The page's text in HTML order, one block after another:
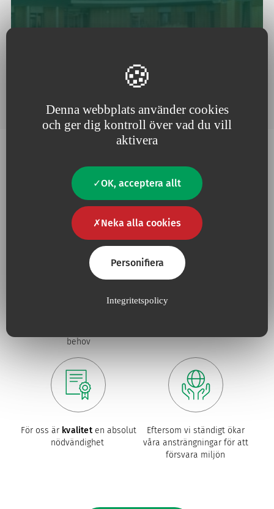
Denna webbplats använder cookies
och ger dig kontroll över vad du vill
aktivera
OK, acceptera allt
Neka alla cookies
Personifiera
Integritetspolicy
Varför välja Vygon?
Vi tror nämligen på att vara
behov
Eftersom nyttig
För oss är kvaliteten absolut
nödvändighet
Eftersom vi ständigt ökar
våra ansträngningar för att
försvara miljön